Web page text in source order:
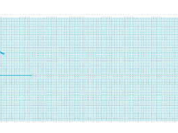
トライアル雇
中小 企業 助成
国 創業補助金
it 導入 補助金
ものづくり補
中小企業省エ
履歴事項全部
不動産 東京都
資金調達 川崎
経営革新等支
相続 横浜市 相
相続 相模原市
資金調達 埼玉
経営革新等支